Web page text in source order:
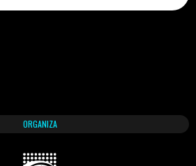
ORGANIZA